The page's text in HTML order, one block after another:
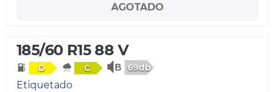
AGOTADO
185/60 R15 88 V
D C 69db
Etiquetado